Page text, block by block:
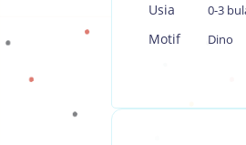
Usia 0-3
Motif Dino